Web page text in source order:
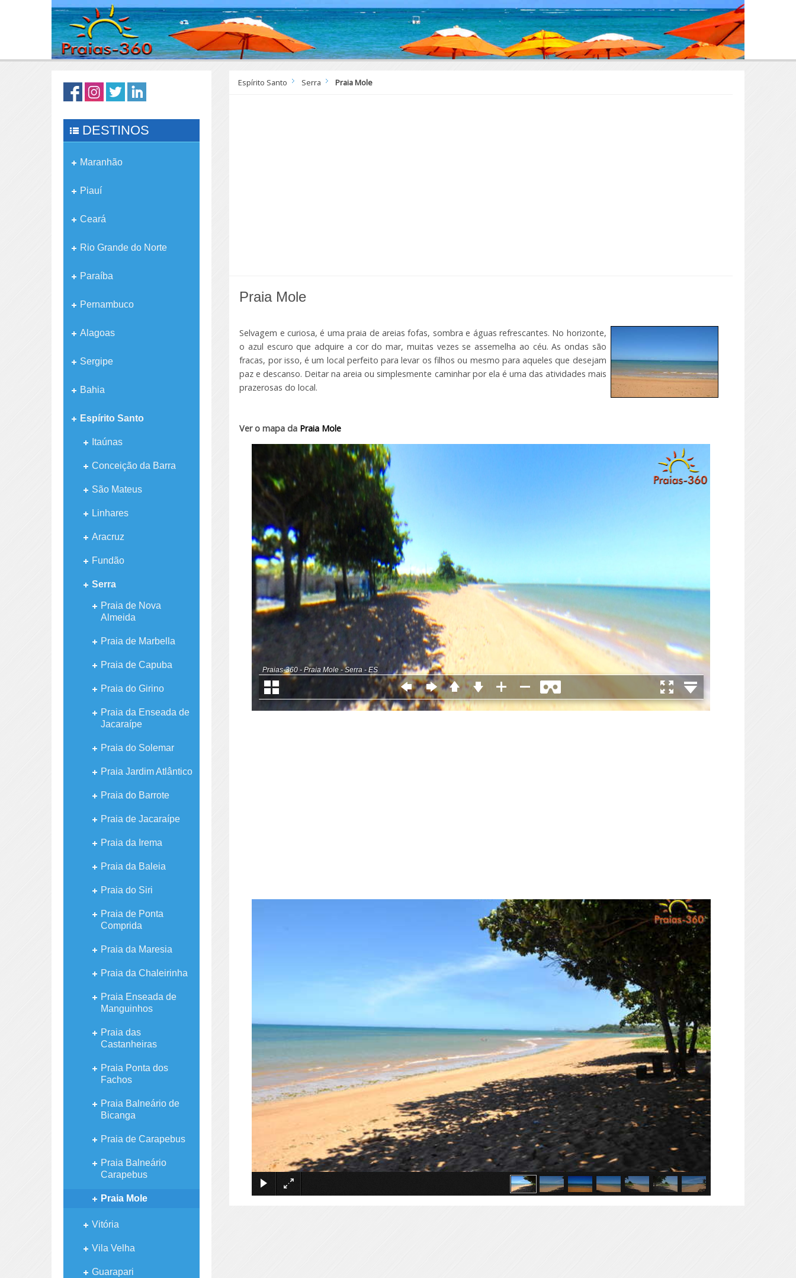
Espírito Santo Serra Praia Mole
Praia Mole
Selvagem e curiosa, é uma praia de areias fofas, sombra e águas refrescantes. No horizonte,
o azul escuro que adquire a cor do mar, muitas vezes se assemelha ao céu. As ondas são
fracas, por isso, é um local perfeito para levar os filhos ou mesmo para aqueles que desejam
paz e descanso. Deitar na areia ou simplesmente caminhar por ela é uma das atividades mais
prazerosas do local.
Ver o mapa da Praia Mole
Praias-360 - Praia Mole - Serra - ES
DESTINOS
Maranhão
Piauí
Ceará
Rio Grande do Norte
Paraíba
Pernambuco
Alagoas
Sergipe
Bahia
Espírito Santo
Itaúnas
Conceição da Barra
São Mateus
Linhares
Aracruz
Fundão
Serra
Praia de Nova
Almeida
Praia de Marbella
Praia de Capuba
Praia do Girino
Praia da Enseada de
Jacaraípe
Praia do Solemar
Praia Jardim Atlântico
Praia do Barrote
Praia de Jacaraípe
Praia da Irema
Praia da Baleia
Praia do Siri
Praia de Ponta
Comprida
Praia da Maresia
Praia da Chaleirinha
Praia Enseada de
Manguinhos
Praia das
Castanheiras
Praia Ponta dos
Fachos
Praia Balneário de
Bicanga
Praia de Carapebus
Praia Balneário
Carapebus
Praia Mole
Vitória
Vila Velha
Guarapari